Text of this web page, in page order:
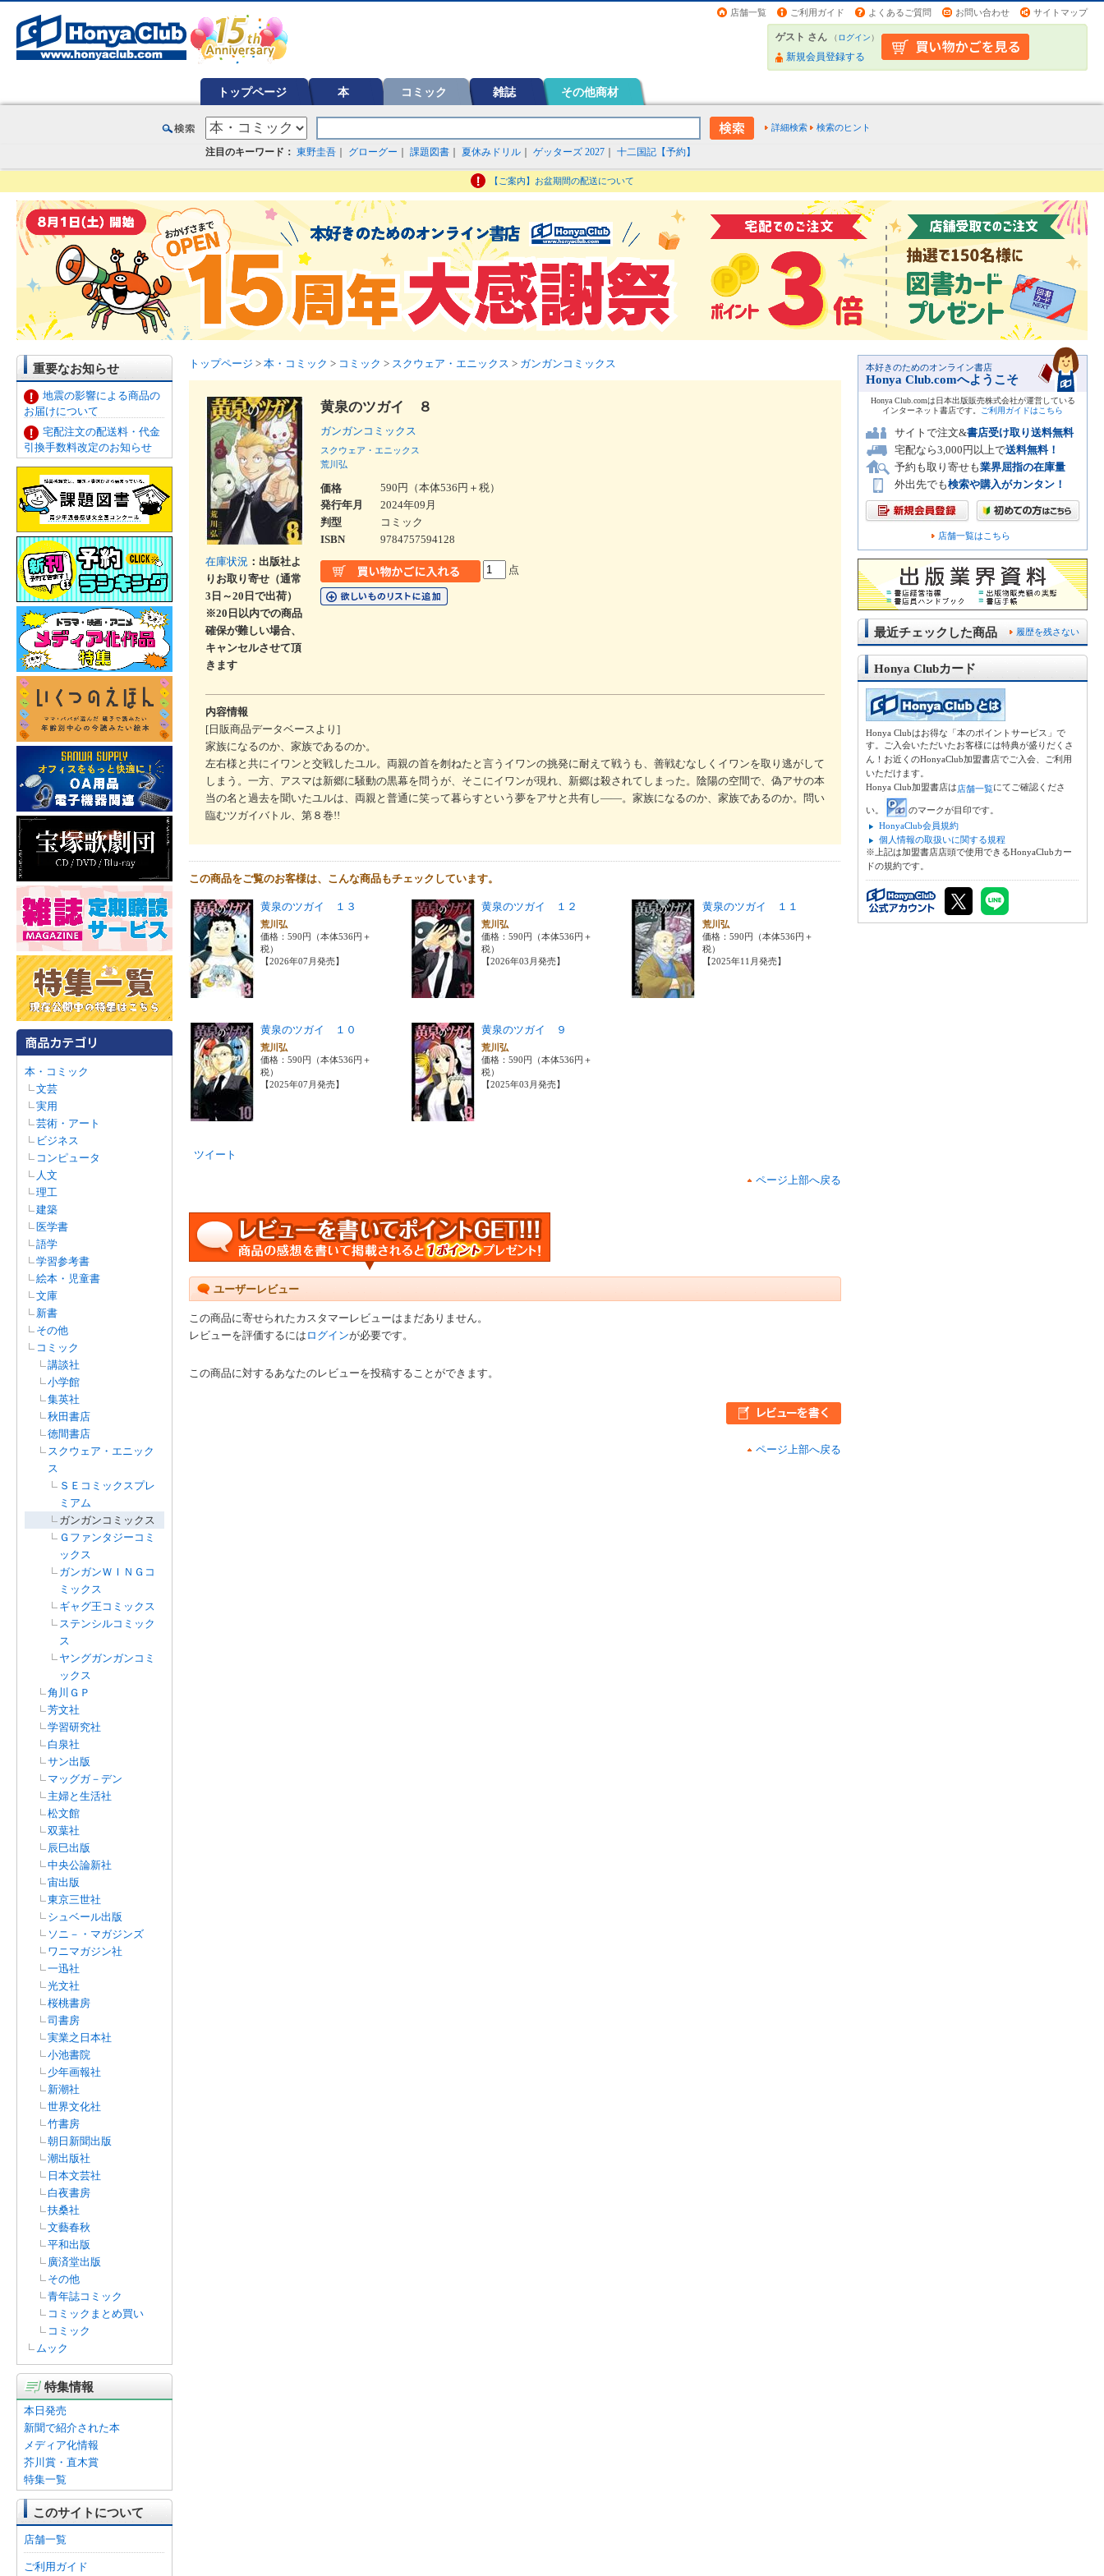
店舗一覧 ご利用ガイド よくあるご質問 お問い合わせ サイトマップ
ゲスト さん （ログイン）
新規会員登録する
トップページ 本 コミック 雑誌 その他商材
詳細検索 検索のヒント
注目のキーワード： 東野圭吾 グローグー 課題図書 夏休みドリル ゲッターズ 2027 十二国記【予約】
【ご案内】お盆期間の配送について
重要なお知らせ
地震の影響による商品の
お届けについて
宅配注文の配送料・代金
引換手数料改定のお知らせ
本・コミック
文芸
実用
芸術・アート
ビジネス
コンピュータ
人文
理工
建築
医学書
語学
学習参考書
絵本・児童書
文庫
新書
その他
コミック
講談社
小学館
集英社
秋田書店
徳間書店
スクウェア・エニック
ス
ＳＥコミックスプレ
ミアム
ガンガンコミックス
Ｇファンタジーコミ
ックス
ガンガンＷＩＮＧコ
ミックス
ギャグ王コミックス
ステンシルコミック
ス
ヤングガンガンコミ
ックス
角川ＧＰ
芳文社
学習研究社
白泉社
サン出版
マッグガ－デン
主婦と生活社
松文館
双葉社
辰巳出版
中央公論新社
宙出版
東京三世社
シュベール出版
ソニ－・マガジンズ
ワニマガジン社
一迅社
光文社
桜桃書房
司書房
実業之日本社
小池書院
少年画報社
新潮社
世界文化社
竹書房
朝日新聞出版
潮出版社
日本文芸社
白夜書房
扶桑社
文藝春秋
平和出版
廣済堂出版
その他
青年誌コミック
コミックまとめ買い
コミック
ムック
特集情報
本日発売
新聞で紹介された本
メディア化情報
芥川賞・直木賞
特集一覧
このサイトについて
店舗一覧
ご利用ガイド
トップページ > 本・コミック > コミック > スクウェア・エニックス > ガンガンコミックス
在庫状況 ：出版社よ
りお取り寄せ（通常
3日～20日で出荷）
※20日以内での商品
確保が難しい場合、
キャンセルさせて頂
きます
黄泉のツガイ ８
ガンガンコミックス
スクウェア・エニックス
荒川弘
価格
590円（本体536円＋税）
発行年月
2024年09月
判型
コミック
ISBN
9784757594128
点
内容情報
[日販商品データベースより]
家族になるのか、家族であるのか。
左右様と共にイワンと交戦したユル。両親の首を刎ねたと言うイワンの挑発に耐えて戦うも、善戦むなしくイワンを取り逃がして
しまう。一方、アスマは新郷に騒動の黒幕を問うが、そこにイワンが現れ、新郷は殺されてしまった。陰陽の空間で、偽アサの本
当の名と過去を聞いたユルは、両親と普通に笑って暮らすという夢をアサと共有し――。家族になるのか、家族であるのか。問い
臨むツガイバトル、第８巻!!
この商品をご覧のお客様は、こんな商品もチェックしています。
黄泉のツガイ １３
荒川弘
価格：590円（本体536円＋
税）
【2026年07月発売】
黄泉のツガイ １２
荒川弘
価格：590円（本体536円＋
税）
【2026年03月発売】
黄泉のツガイ １１
荒川弘
価格：590円（本体536円＋
税）
【2025年11月発売】
黄泉のツガイ １０
荒川弘
価格：590円（本体536円＋
税）
【2025年07月発売】
黄泉のツガイ ９
荒川弘
価格：590円（本体536円＋
税）
【2025年03月発売】
ツイート
ページ上部へ戻る
ユーザーレビュー
この商品に寄せられたカスタマーレビューはまだありません。
レビューを評価するには ログインが必要です。
この商品に対するあなたのレビューを投稿することができます。
ページ上部へ戻る
本好きのためのオンライン書店
Honya Club.comへようこそ
Honya Club.comは日本出版販売株式会社が運営している
インターネット書店です。
ご利用ガイドはこちら
サイトで注文&書店受け取り送料無料
宅配なら3,000円以上で送料無料！
予約も取り寄せも業界屈指の在庫量
外出先でも検索や購入がカンタン！
店舗一覧はこちら
履歴を残さない
最近チェックした商品
Honya Clubカード
Honya Clubはお得な「本のポイントサービス」で
す。ご入会いただいたお客様には特典が盛りだくさ
ん！お近くのHonyaClub加盟書店でご入会、ご利用
いただけます。
Honya Club加盟書店は店舗一覧にてご確認くださ
い。
のマークが目印です。
HonyaClub会員規約
個人情報の取扱いに関する規程
※上記は加盟書店店頭で使用できるHonyaClubカー
ドの規約です。